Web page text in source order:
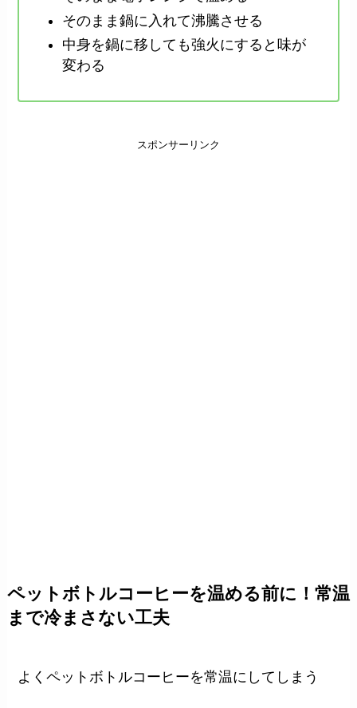
そのまま鍋に入れて沸騰させる
中身を鍋に移しても強火にすると味が
変わる
スポンサーリンク
ペットボトルコーヒーを温める前に！常温
まで冷まさない工夫
よくペットボトルコーヒーを常温にしてしまう